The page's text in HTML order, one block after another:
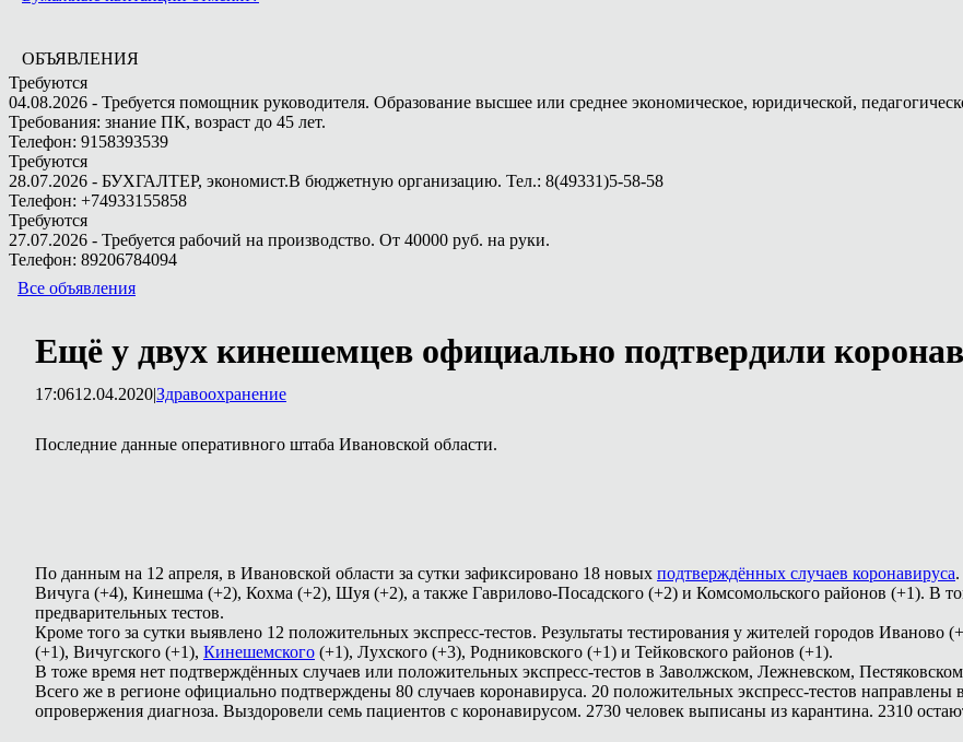
ОБЪЯВЛЕНИЯ
Требуются
04.08.2026 - Требуется помощник руководителя. Образование высшее или среднее экономическое, юридической,
Требования: знание ПК, возраст до 45 лет.
Телефон: 9158393539
Требуются
28.07.2026 - БУХГАЛТЕР, экономист.В бюджетную организацию. Тел.: 8(49331)5-58-58
Телефон: +74933155858
Требуются
27.07.2026 - Требуется рабочий на производство. От 40000 руб. на руки.
Телефон: 89206784094
Все объявления
Ещё у двух кинешемцев официально подтвердили
17:0612.04.2020|Здравоохранение
Последние данные оперативного штаба Ивановской области.
По данным на 12 апреля, в Ивановской области за сутки зафиксировано 18 новых подтверждённых случаев коронавируса
Вичуга (+4), Кинешма (+2), Кохма (+2), Шуя (+2), а также Гаврилово-Посадского (+2) и Комсомольского районов (+1). В
предварительных тестов.
Кроме того за сутки выявлено 12 положительных экспресс-тестов. Результаты тестирования у жителей городов
(+1), Вичугского (+1), Кинешемского (+1), Лухского (+3), Родниковского (+1) и Тейковского районов (+1).
В тоже время нет подтверждённых случаев или положительных экспресс-тестов в Заволжском, Лежневском,
Всего же в регионе официально подтверждены 80 случаев коронавируса. 20 положительных экспресс-тестов
опровержения диагноза. Выздоровели семь пациентов с коронавирусом. 2730 человек выписаны из карантина. 2310